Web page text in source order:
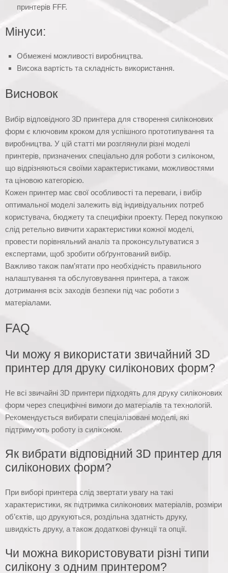
принтерів FFF.
Мінуси:
Обмежені можливості виробництва.
Висока вартість та складність використання.
Висновок
Вибір відповідного 3D принтера для створення силіконових
форм є ключовим кроком для успішного прототипування та
виробництва. У цій статті ми розглянули різні моделі
принтерів, призначених спеціально для роботи з силіконом,
що відрізняються своїми характеристиками, можливостями
та ціновою категорією.
Кожен принтер має свої особливості та переваги, і вибір
оптимальної моделі залежить від індивідуальних потреб
користувача, бюджету та специфіки проекту. Перед покупкою
слід ретельно вивчити характеристики кожної моделі,
провести порівняльний аналіз та проконсультуватися з
експертами, щоб зробити обґрунтований вибір.
Важливо також пам’ятати про необхідність правильного
налаштування та обслуговування принтера, а також
дотримання всіх заходів безпеки під час роботи з
матеріалами.
FAQ
Чи можу я використати звичайний 3D
принтер для друку силіконових форм?
Не всі звичайні 3D принтери підходять для друку силіконових
форм через специфічні вимоги до матеріалів та технологій.
Рекомендується вибирати спеціалізовані моделі, які
підтримують роботу із силіконом.
Як вибрати відповідний 3D принтер для
силіконових форм?
При виборі принтера слід звертати увагу на такі
характеристики, як підтримка силіконових матеріалів, розміри
об’єктів, що друкуються, роздільна здатність друку,
швидкість друку, а також додаткові функції та опції.
Чи можна використовувати різні типи
силікону з одним принтером?